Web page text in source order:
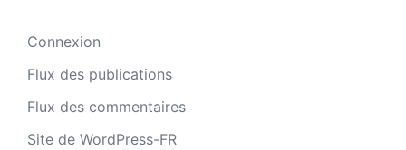
Connexion
Flux des publications
Flux des commentaires
Site de WordPress-FR